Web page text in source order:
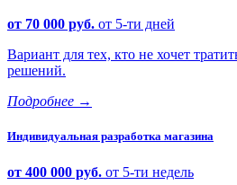
от 70 000 руб. от 5-ти дней
Вариант для тех, кто не хочет
решений.
Подробнее →
Индивидуальная разработка магазина
от 400 000 руб. от 5-ти недель